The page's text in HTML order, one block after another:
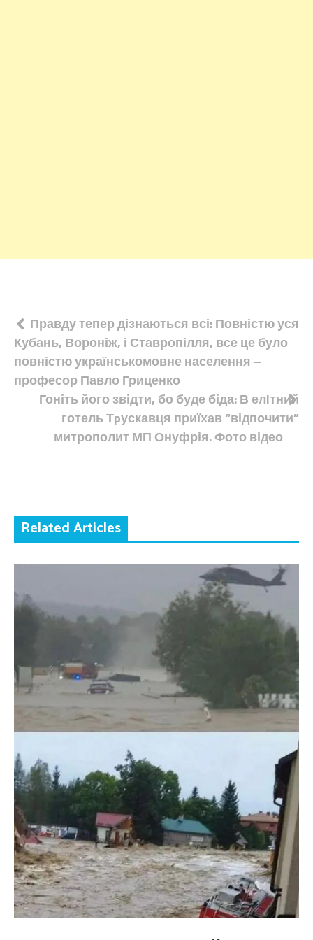
Навігація
записів
Правду тепер дізнаються всі: Повністю уся
Кубань, Вороніж, і Ставропілля, все це було
повністю українськомовне населення –
професор Павло Гриценко
Гоніть його звідти, бо буде біда: В елiтний
готель Тpускавця приїхав “відпочити”
митрополит МП Онуфрія. Фото відео
Related Articles